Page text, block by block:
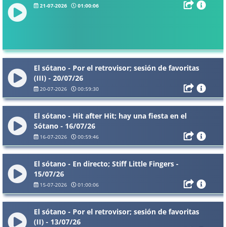
21-07-2026 01:00:06
El sótano - Por el retrovisor; sesión de favoritas
(III) - 20/07/26
20-07-2026 00:59:30
El sótano - Hit after Hit; hay una fiesta en el
Sótano - 16/07/26
16-07-2026 00:59:46
El sótano - En directo; Stiff Little Fingers -
15/07/26
15-07-2026 01:00:06
El sótano - Por el retrovisor; sesión de favoritas
(II) - 13/07/26